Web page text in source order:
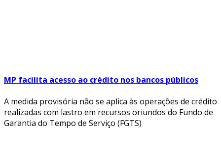
MP facilita acesso ao crédito nos bancos públicos
A medida provisória não se aplica às operações de crédito
realizadas com lastro em recursos oriundos do Fundo de
Garantia do Tempo de Serviço (FGTS)